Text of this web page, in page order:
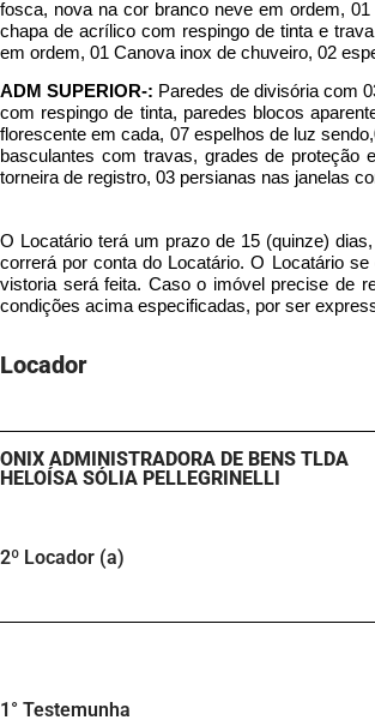
fosca, nova na cor branco neve em ordem,
chapa de acrílico com respingo de tinta e
em ordem, 01 Canova inox de chuveiro, 02
ADM SUPERIOR-: Paredes de divisória com
com respingo de tinta, paredes blocos
florescente em cada, 07 espelhos de luz
basculantes com travas, grades de
torneira de registro, 03 persianas nas janelas
O Locatário terá um prazo de 15 (quinze)
correrá por conta do Locatário. O Locatário
vistoria será feita. Caso o imóvel precise de
condições acima especificadas, por ser
Locador
ONIX ADMINISTRADORA DE BENS TLDA
HELOÍSA SÓLIA PELLEGRINELLI
2º Locador (a)
1° Testemunha